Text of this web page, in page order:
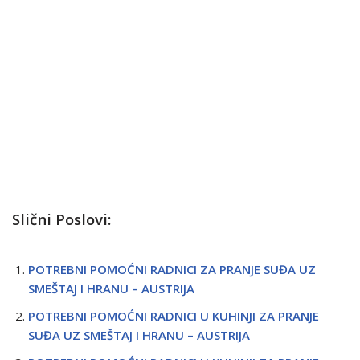
Slični Poslovi:
POTREBNI POMOĆNI RADNICI ZA PRANJE SUĐA UZ
SMEŠTAJ I HRANU – AUSTRIJA
POTREBNI POMOĆNI RADNICI U KUHINJI ZA PRANJE
SUĐA UZ SMEŠTAJ I HRANU – AUSTRIJA